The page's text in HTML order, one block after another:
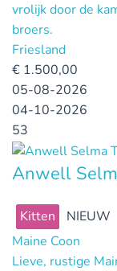
vrolijk door de
broers.
Friesland
€ 1.500,00
05-08-2026
04-10-2026
53
Anwell
Kitten
NIEUW
Maine Coon
Lieve, rustige